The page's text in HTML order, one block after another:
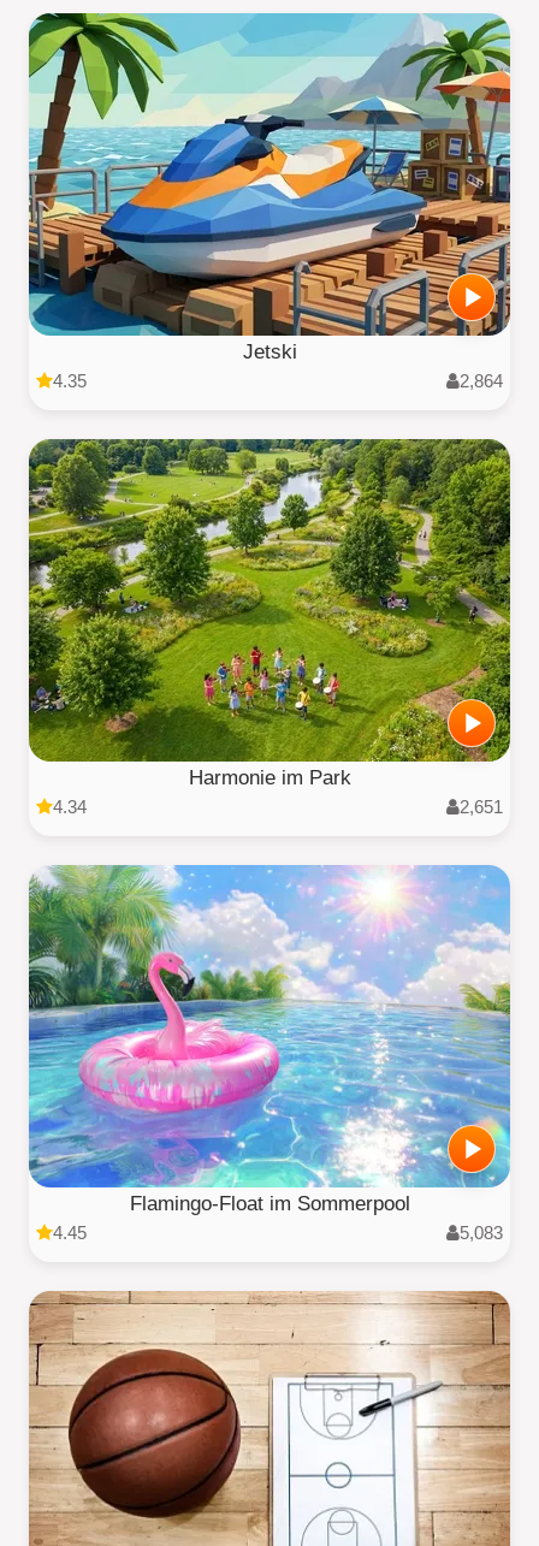
Jetski
4.35 2,864
Harmonie im Park
4.34 2,651
Flamingo-Float im Sommerpool
4.45 5,083